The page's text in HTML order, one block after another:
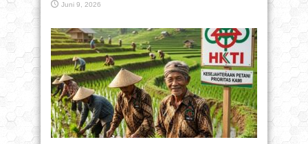
Juni 9, 2026